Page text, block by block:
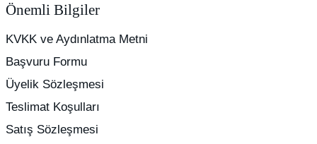
Önemli Bilgiler
KVKK ve Aydınlatma Metni
Başvuru Formu
Üyelik Sözleşmesi
Teslimat Koşulları
Satış Sözleşmesi